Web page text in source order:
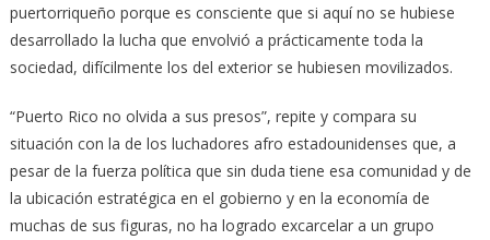
puertorriqueño porque es consciente que si aquí no se hubiese
desarrollado la lucha que envolvió a prácticamente toda la
sociedad, difícilmente los del exterior se hubiesen movilizados.
“Puerto Rico no olvida a sus presos”, repite y compara su
situación con la de los luchadores afro estadounidenses que, a
pesar de la fuerza política que sin duda tiene esa comunidad y de
la ubicación estratégica en el gobierno y en la economía de
muchas de sus figuras, no ha logrado excarcelar a un grupo